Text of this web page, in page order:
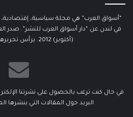
“أسواق العرب” هي مجلة سياسية، إقتصادية،
في لندن عن “دار أسواق العرب للنشر”. صدر
(أكتوبر) 2012. يرأس تحريرها كابي طبراني.
في حال كنت ترغب بالحصول على نشرتنا
البريد حول المقالات التي ينشرها